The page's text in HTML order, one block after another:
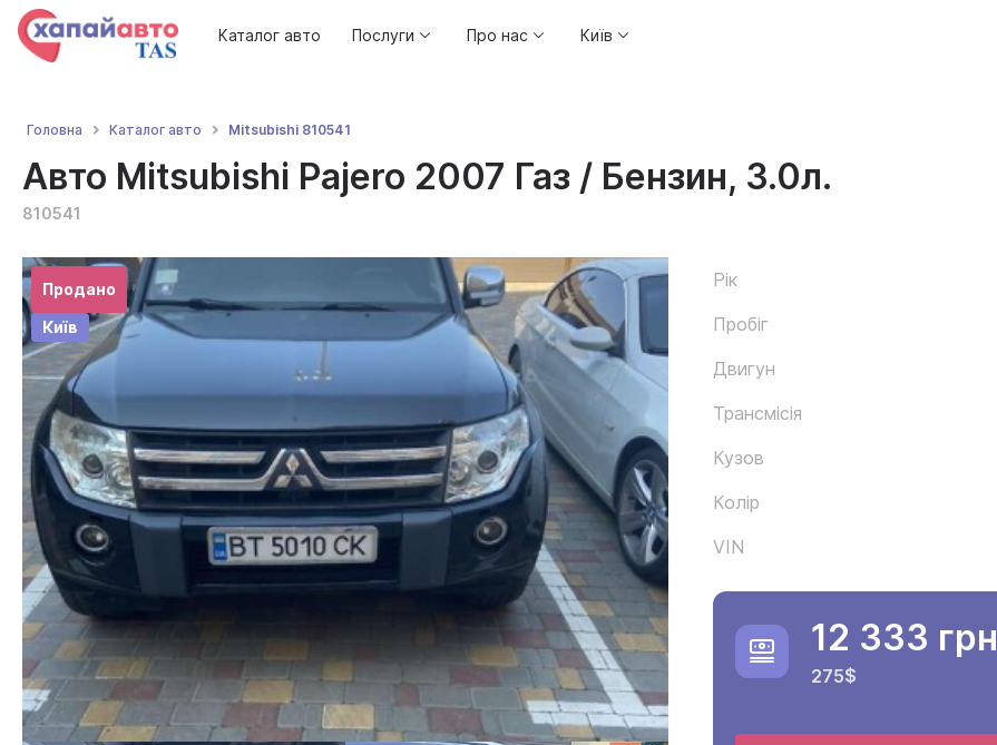
Каталог авто Послуги Про нас Київ
Головна Каталог авто Mitsubishi 810541
Авто Mitsubishi Pajero 2007 Газ / Бензин, 3.0л.
810541
Продано
Київ
Рік
Пробіг
Двигун
Трансмісія
Кузов
Колір
VIN
12 333 грн
275$